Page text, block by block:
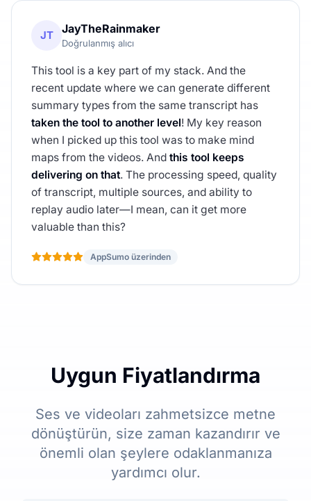
JT JayTheRainmaker
Doğrulanmış alıcı
This tool is a key part of my stack. And the
recent update where we can generate different
summary types from the same transcript has
taken the tool to another level! My key reason
when I picked up this tool was to make mind
maps from the videos. And this tool keeps
delivering on that. The processing speed, quality
of transcript, multiple sources, and ability to
replay audio later—I mean, can it get more
valuable than this?
AppSumo üzerinden
Uygun Fiyatlandırma
Ses ve videoları zahmetsizce metne
dönüştürün, size zaman kazandırır ve
önemli olan şeylere odaklanmanıza
yardımcı olur.